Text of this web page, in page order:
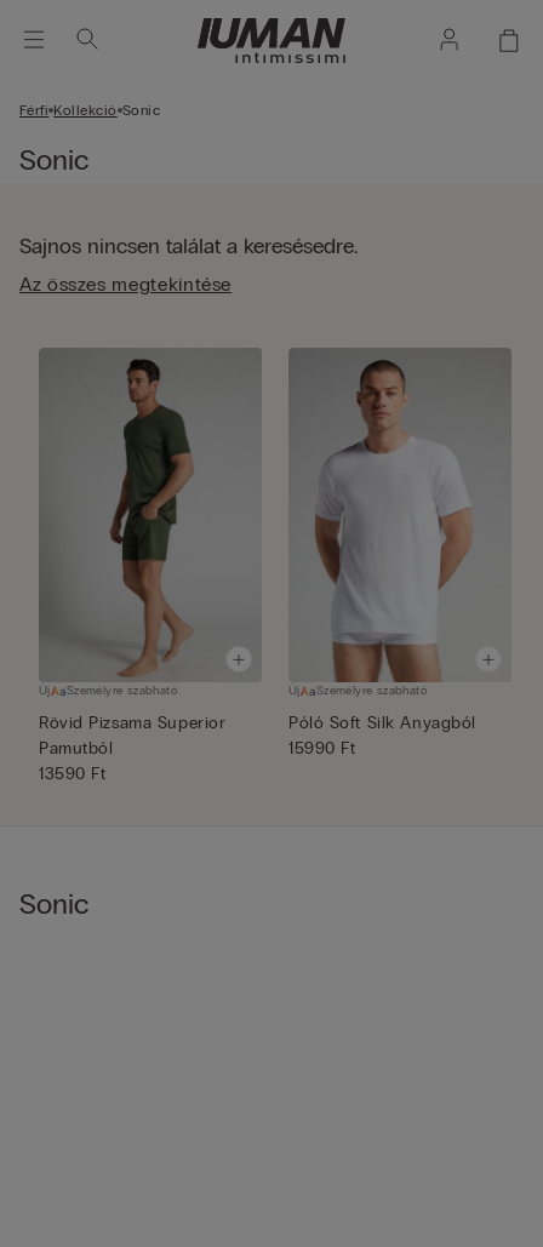
Férfi Kollekció Sonic
Sonic
Sajnos nincsen találat a keresésedre.
Az összes megtekintése
Új Személyre szabható
Rövid Pizsama Superior
Pamutból
13590 Ft
Új Személyre szabható
Póló Soft Silk Anyagból
15990 Ft
Sonic